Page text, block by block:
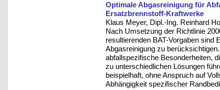
Optimale Abgasreinigung für
Ersatzbrennstoff-Kraftwerke
Klaus Meyer, Dipl.-Ing. Reinhard
Nach Umsetzung der Richtlinie
resultierenden BAT-Vorgaben sind
Abgasreinigung zu
abfallspezifische Besonderheiten,
zu unterschiedlichen Lösungen
beispielhaft, ohne Anspruch auf
Abhängigkeit spezifischer